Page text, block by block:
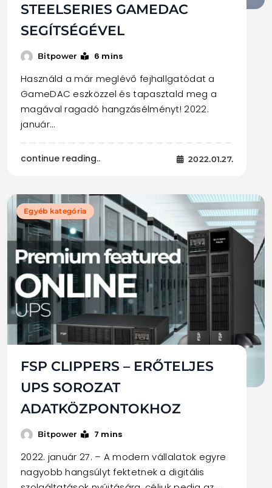
STEELSERIES GAMEDAC
SEGÍTSÉGÉVEL
Bitpower 6 mins
Használd a már meglévő fejhallgatódat a
GameDAC eszközzel és tapasztald meg a
magával ragadó hangzásélményt! 2022.
január…
continue reading.. 2022.01.27.
Egyéb kategória
FSP CLIPPERS – ERŐTELJES
UPS SOROZAT
ADATKÖZPONTOKHOZ
Bitpower 7 mins
2022. január 27. – A modern vállalatok egyre
nagyobb hangsúlyt fektetnek a digitális